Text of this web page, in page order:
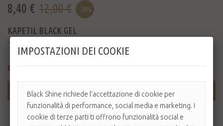
8,40 € 12,00 € -30%
KAPETIL BLACK GEL
Gel riflessante modellante per capelli grigi brizzolati. Formato: 150 ml
Disponibile
AGGIUNGI AL CARRELLO
IMPOSTAZIONI DEI COOKIE
Black Shine richiede l'accettazione di cookie per
funzionalità di performance, social media e marketing. I
cookie di terze parti ti offrono funzionalità social e